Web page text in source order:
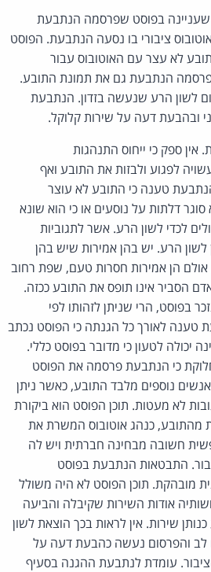
שעניינה בפוסט שפרסמה הנתבעת
ציבורי בו נסעה הנתבעת. הפוסט
לא עצר עם האוטובוס עבור
הנתבעת גם את תמונת התובע.
לשון הרע שנעשה בזדון. הנתבעת
ובהבעת דעה על שירות קלוקל.
אין ספק כי ייחוס התנהגות
לפגוע ולבזות את התובע ואף
טענה כי התובע לא עוצר
דלתות על נוסעים או כי הוא שונא
לכדי לשון הרע. אשר לתגוביות
הרע. יש בהן אמירות שיש בהן
הן אמירות חסרות טעם, שפת רחוב
הסביר אינו תופס את התובע ככזה.
בפוסט, הרי שניתן לזהותו לפי
טענה לאורך כל הגנתה כי הפוסט נכתב
יכולה לטעון כי מדובר בפוסט כללי.
כי הנתבעת פרסמה את הפוסט
נוספים מלבד התובע, כאשר ניתן
לא מעטות. תוכן הפוסט הוא ביקורת
מהתובע, כנהג אוטובוס המשרת את
חשובה מבחינה חברתית ויש לה
התבטאות הנתבעת בפוסט
מובהקת. תוכן הפוסט לא היה משולל
אודות השירות שקיבלה והביעה
שירות. אין לראות בכך הוצאת לשון
והפרסום נעשה כהבעת דעה על
עומדת לנתבעת ההגנה בסעיף